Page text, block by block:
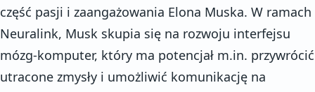
część pasji i zaangażowania Elona Muska. W ramach
Neuralink, Musk skupia się na rozwoju interfejsu
mózg-komputer, który ma potencjał m.in. przywrócić
utracone zmysły i umożliwić komunikację na